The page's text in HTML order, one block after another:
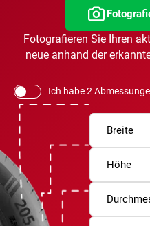
Fotografieren Sie Ihren
neue anhand der
Ich habe 2
Breite
Höhe